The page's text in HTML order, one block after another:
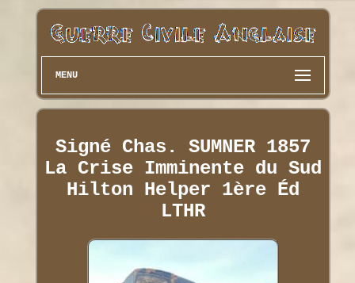
MENU
Signé Chas. SUMNER 1857
La Crise Imminente du Sud
Hilton Helper 1ère Éd
LTHR